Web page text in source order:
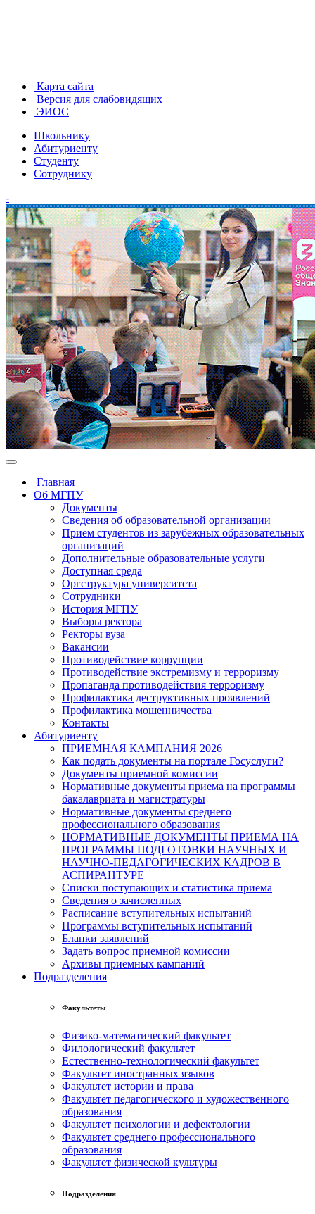
Карта сайта
Версия для слабовидящих
ЭИОС
Школьнику
Абитуриенту
Студенту
Сотруднику
-
Главная
Об МГПУ
Документы
Сведения об образовательной организации
Прием студентов из зарубежных образовательных
организаций
Дополнительные образовательные услуги
Доступная среда
Оргструктура университета
Сотрудники
История МГПУ
Выборы ректора
Ректоры вуза
Вакансии
Противодействие коррупции
Противодействие экстремизму и терроризму
Пропаганда противодействия терроризму
Профилактика деструктивных проявлений
Профилактика мошенничества
Контакты
Абитуриенту
ПРИЕМНАЯ КАМПАНИЯ 2026
Как подать документы на портале Госуслуги?
Документы приемной комиссии
Нормативные документы приема на программы
бакалавриата и магистратуры
Нормативные документы среднего
профессионального образования
НОРМАТИВНЫЕ ДОКУМЕНТЫ ПРИЕМА НА
ПРОГРАММЫ ПОДГОТОВКИ НАУЧНЫХ И
НАУЧНО-ПЕДАГОГИЧЕСКИХ КАДРОВ В
АСПИРАНТУРЕ
Списки поступающих и статистика приема
Сведения о зачисленных
Расписание вступительных испытаний
Программы вступительных испытаний
Бланки заявлений
Задать вопрос приемной комиссии
Архивы приемных кампаний
Подразделения
Факультеты
Физико-математический факультет
Филологический факультет
Естественно-технологический факультет
Факультет иностранных языков
Факультет истории и права
Факультет педагогического и художественного
образования
Факультет психологии и дефектологии
Факультет среднего профессионального
образования
Факультет физической культуры
Подразделения